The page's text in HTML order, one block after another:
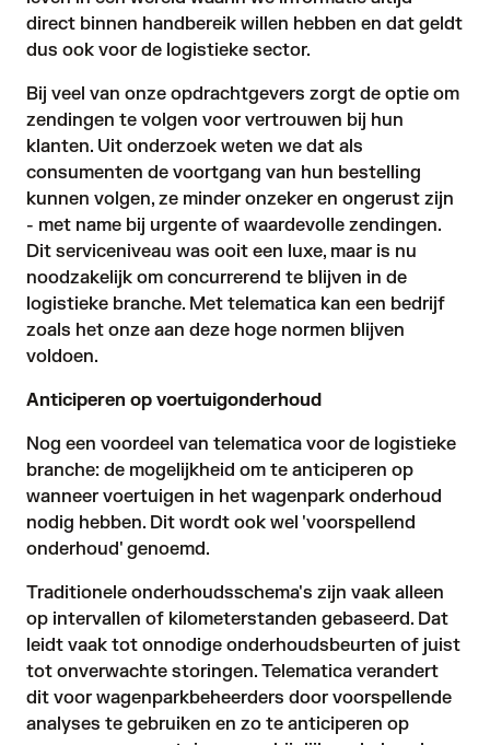
direct binnen handbereik willen hebben en dat geldt
dus ook voor de logistieke sector.
Bij veel van onze opdrachtgevers zorgt de optie om
zendingen te volgen voor vertrouwen bij hun
klanten. Uit onderzoek weten we dat als
consumenten de voortgang van hun bestelling
kunnen volgen, ze minder onzeker en ongerust zijn
- met name bij urgente of waardevolle zendingen.
Dit serviceniveau was ooit een luxe, maar is nu
noodzakelijk om concurrerend te blijven in de
logistieke branche. Met telematica kan een bedrijf
zoals het onze aan deze hoge normen blijven
voldoen.
Anticiperen op voertuigonderhoud
Nog een voordeel van telematica voor de logistieke
branche: de mogelijkheid om te anticiperen op
wanneer voertuigen in het wagenpark onderhoud
nodig hebben. Dit wordt ook wel 'voorspellend
onderhoud' genoemd.
Traditionele onderhoudsschema's zijn vaak alleen
op intervallen of kilometerstanden gebaseerd. Dat
leidt vaak tot onnodige onderhoudsbeurten of juist
tot onverwachte storingen. Telematica verandert
dit voor wagenparkbeheerders door voorspellende
analyses te gebruiken en zo te anticiperen op